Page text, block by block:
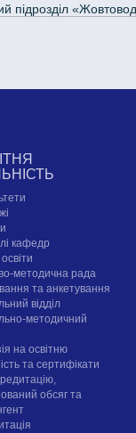
підрозділ
кафедр
методична рада
та анкетування
відділ
методичний
на освітню
та сертифікати
обсяг та